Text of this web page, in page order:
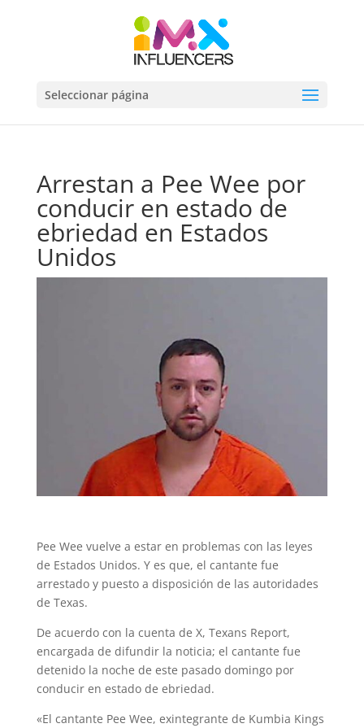
Seleccionar página
Arrestan a Pee Wee por
conducir en estado de
ebriedad en Estados
Unidos
Pee Wee vuelve a estar en problemas con las leyes
de Estados Unidos. Y es que, el cantante fue
arrestado y puesto a disposición de las autoridades
de Texas.
De acuerdo con la cuenta de X, Texans Report,
encargada de difundir la noticia; el cantante fue
detenido la noche de este pasado domingo por
conducir en estado de ebriedad.
«El cantante Pee Wee, exintegrante de Kumbia Kings